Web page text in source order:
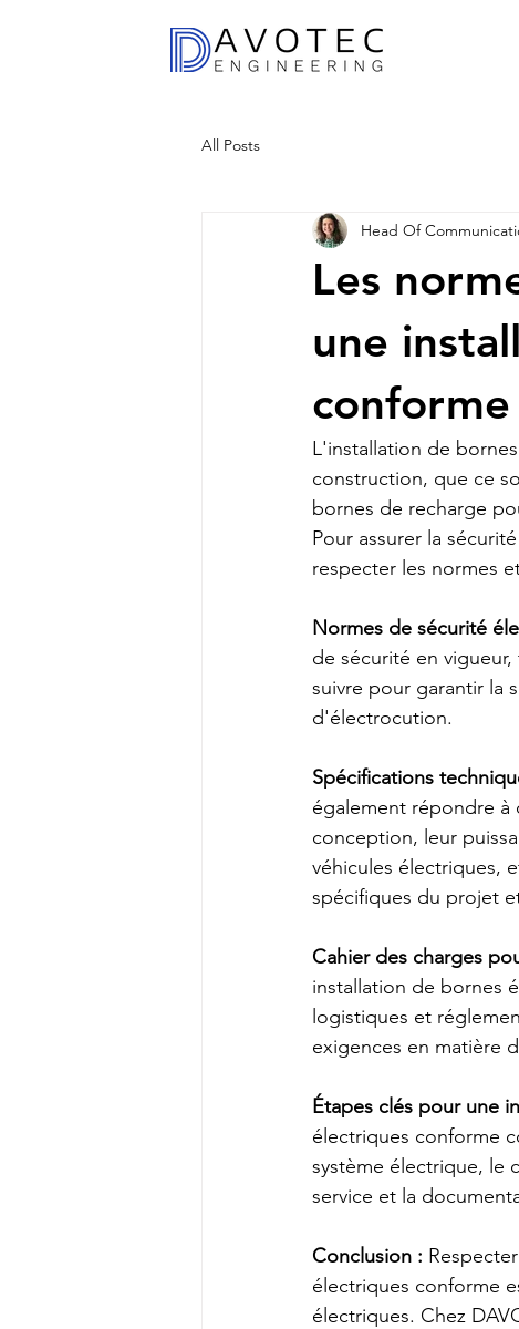
All Posts
Les
une
conforme
Head Of
L'installation de
construction, que ce
bornes de recharge
Pour assurer la
respecter les normes
Normes de sécurité
de sécurité en
suivre pour garantir la
d'électrocution.
Spécifications
également répondre à
conception, leur
véhicules électriques,
spécifiques du projet
Cahier des charges
installation de bornes
logistiques et
exigences en matière
Étapes clés pour une
électriques conforme
système électrique, le
service et la
Conclusion :
électriques conforme
électriques. Chez